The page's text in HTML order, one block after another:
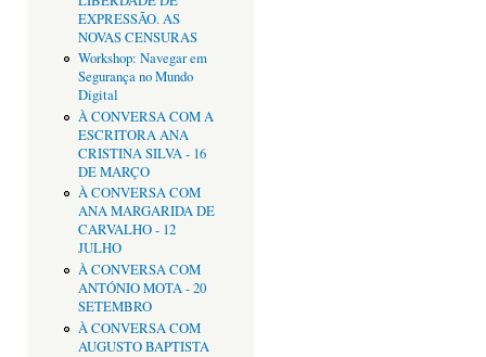
EXPRESSÃO. AS
NOVAS CENSURAS
Workshop: Navegar em
Segurança no Mundo
Digital
À CONVERSA COM A
ESCRITORA ANA
CRISTINA SILVA - 16
DE MARÇO
À CONVERSA COM
ANA MARGARIDA DE
CARVALHO - 12
JULHO
À CONVERSA COM
ANTÓNIO MOTA - 20
SETEMBRO
À CONVERSA COM
AUGUSTO BAPTISTA